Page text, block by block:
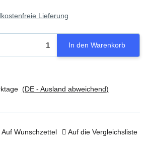
Lieferung
In den Warenkorb
(DE - Ausland abweichend)
Auf Wunschzettel Auf die Vergleichsliste